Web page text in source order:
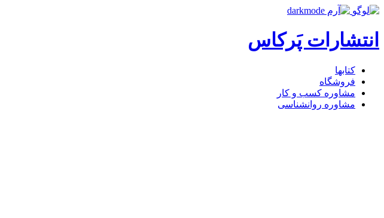
انتشارات پَرکاس
کتاب‎ها
فروشگاه
مشاوره کسب و کار
مشاوره روان‎شناسی